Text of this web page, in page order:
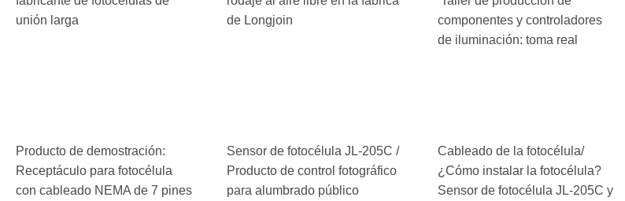
unión larga
de Longjoin
componentes y controladores
de iluminación: toma real
Producto de demostración:
Receptáculo para fotocélula
con cableado NEMA de 7 pines
Sensor de fotocélula JL-205C /
Producto de control fotográfico
para alumbrado público
Cableado de la fotocélula/
¿Cómo instalar la fotocélula?
Sensor de fotocélula JL-205C y